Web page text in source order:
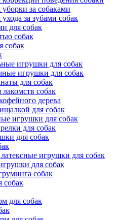
уборки за собаками
за зубами собак
для собак
собак
собак
игрушки для собак
игрушки для собак
для собак
собак
дерева
для собак
игрушки для собак
для собак
для собак
игрушки для собак
для собак
собак
собак
для собак